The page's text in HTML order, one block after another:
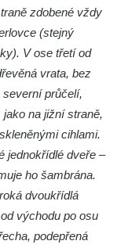
zdobené vždy
(stejný
V ose třetí od
vrata, bez
severní průčelí,
na jižní straně,
cihlami.
jednokřídlé dveře –
ho šambrána.
dvoukřídlá
východu po osu
podepřená